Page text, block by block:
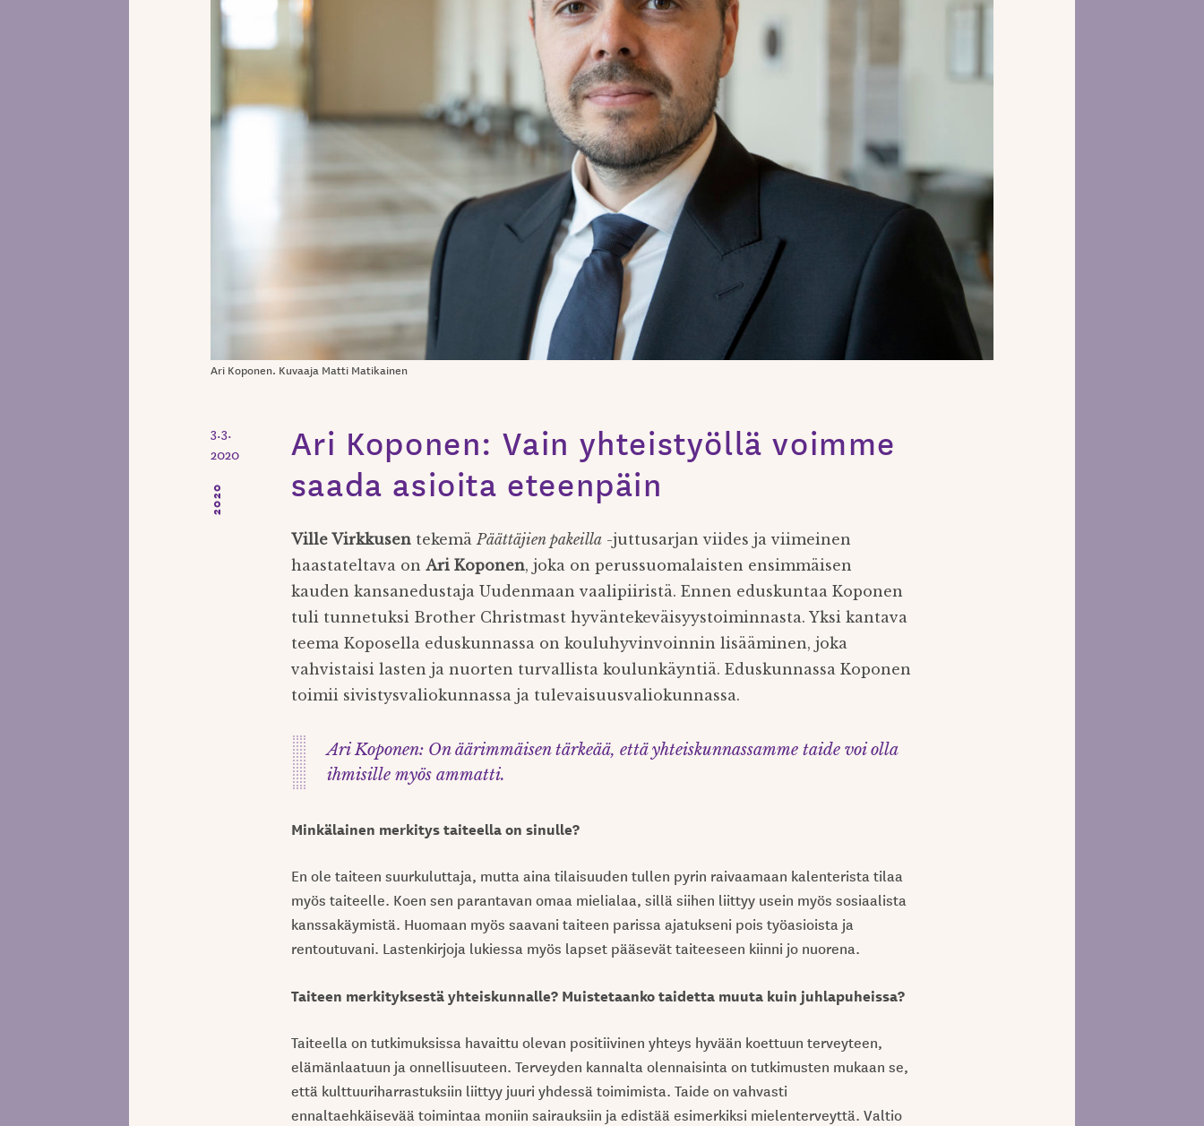
Ari Koponen. Kuvaaja Matti Matikainen
3.3.
2020
2020
Ari Koponen: Vain yhteistyöllä voimme
saada asioita eteenpäin
Ville Virkkusentekemä Päättäjien pakeilla-juttusarjan viides ja viimeinen
haastateltava on Ari Koponen, joka on perussuomalaisten ensimmäisen
kauden kansanedustaja Uudenmaan vaalipiiristä. Ennen eduskuntaa Koponen
tuli tunnetuksi Brother Christmast hyväntekeväisyystoiminnasta. Yksi kantava
teema Koposella eduskunnassa on kouluhyvinvoinnin lisääminen, joka
vahvistaisi lasten ja nuorten turvallista koulunkäyntiä. Eduskunnassa Koponen
toimii sivistysvaliokunnassa ja tulevaisuusvaliokunnassa.
Ari Koponen: On äärimmäisen tärkeää, että yhteiskunnassamme taide voi olla
ihmisille myös ammatti.
Minkälainen merkitys taiteella on sinulle?
En ole taiteen suurkuluttaja, mutta aina tilaisuuden tullen pyrin raivaamaan kalenterista tilaa
myös taiteelle. Koen sen parantavan omaa mielialaa, sillä siihen liittyy usein myös sosiaalista
kanssakäymistä. Huomaan myös saavani taiteen parissa ajatukseni pois työasioista ja
rentoutuvani. Lastenkirjoja lukiessa myös lapset pääsevät taiteeseen kiinni jo nuorena.
Taiteen merkityksestä yhteiskunnalle? Muistetaanko taidetta muuta kuin juhlapuheissa?
Taiteella on tutkimuksissa havaittu olevan positiivinen yhteys hyvään koettuun terveyteen,
elämänlaatuun ja onnellisuuteen. Terveyden kannalta olennaisinta on tutkimusten mukaan se,
että kulttuuriharrastuksiin liittyy juuri yhdessä toimimista. Taide on vahvasti
ennaltaehkäisevää toimintaa moniin sairauksiin ja edistää esimerkiksi mielenterveyttä. Valtio